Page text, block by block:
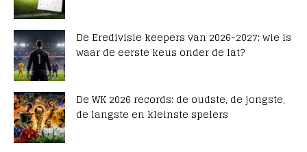
De Eredivisie keepers van 2026-2027: wie is
waar de eerste keus onder de lat?
De WK 2026 records: de oudste, de jongste,
de langste en kleinste spelers